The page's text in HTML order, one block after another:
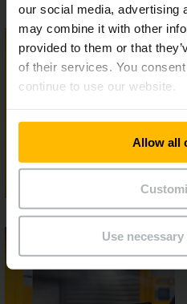
our social media, advertising
may combine it with other
provided to them or that
of their services. You
continue to use our website.
Allow all
Use